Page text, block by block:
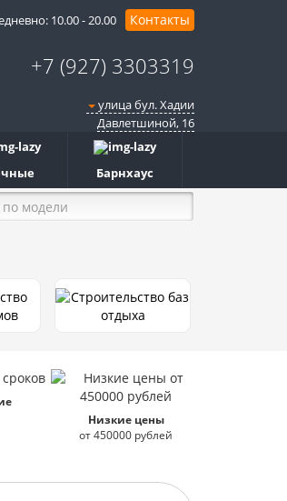
10.00 - 20.00 Контакты
+7 (927) 3303319
улица бул. Хадии
Давлетшиной, 16
Барнхаус
Низкие цены
от 450000 рублей